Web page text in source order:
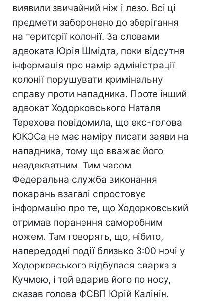
виявили звичайний ніж і лезо. Всі ці
предмети заборонено до зберігання
на території колонії. За словами
адвоката Юрія Шмідта, поки відсутня
інформація про намір адміністрації
колонії порушувати кримінальну
справу проти нападника. Проте інший
адвокат Ходорковського Наталя
Терехова повідомила, що екс-голова
ЮКОСа не має наміру писати заяви на
нападника, тому що вважає його
неадекватним. Тим часом
Федеральна служба виконання
покарань взагалі спростовує
інформацію про те, що Ходорковський
отримав поранення саморобним
ножем. Там говорять, що, нібито,
напередодні події близько 3:00 ночі у
Ходорковського відбулася сварка з
Кучмою, і той вдарив його по носу,
сказав голова ФСВП Юрій Калінін.